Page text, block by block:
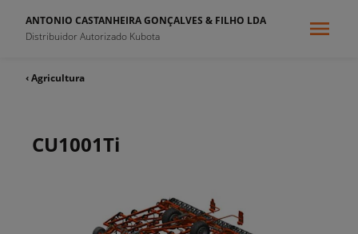
ANTONIO CASTANHEIRA GONÇALVES & FILHO LDA
Distribuidor Autorizado Kubota
‹ Agricultura
CU1001Ti